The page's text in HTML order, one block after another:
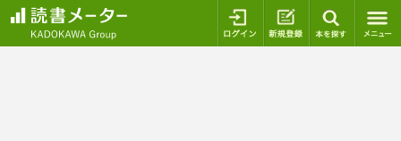
ログイン 新規登録